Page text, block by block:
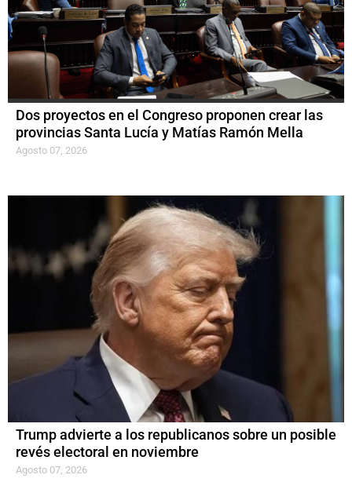
Dos proyectos en el Congreso proponen crear las
provincias Santa Lucía y Matías Ramón Mella
Agosto 07, 2026
Trump advierte a los republicanos sobre un posible
revés electoral en noviembre
Agosto 07, 2026